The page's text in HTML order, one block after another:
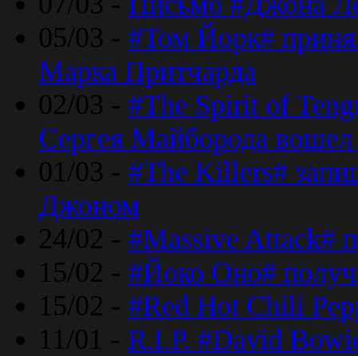
05/03 - #Том Йорк#
Марка Притчарда
02/03 - #The Spirit of
Сергея Майборода
01/03 - #The Killers#
Джоном
24/02 - #Massive Attack#
15/02 - #Йоко Оно#
15/02 - #Red Hot Chili
11/01 - R.I.P. #David